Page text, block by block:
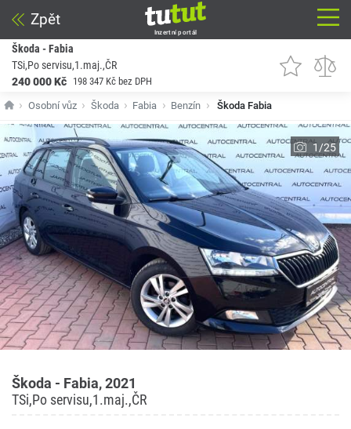
Zpět
Inzertní portál
Škoda - Fabia
TSi,Po servisu,1.maj.,ČR
240 000 Kč 198 347 Kč bez DPH
Osobní vůz Škoda Fabia Benzín Škoda Fabia
1/25
Škoda - Fabia, 2021
TSi,Po servisu,1.maj.,ČR